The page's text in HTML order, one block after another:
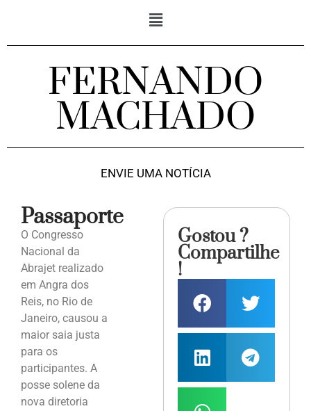
FERNANDO
MACHADO
ENVIE UMA NOTÍCIA
Passaporte
O Congresso
Nacional da
Abrajet realizado
em Angra dos
Reis, no Rio de
Janeiro, causou a
maior saia justa
para os
participantes. A
posse solene da
nova diretoria
Gostou ?
Compartilhe
!